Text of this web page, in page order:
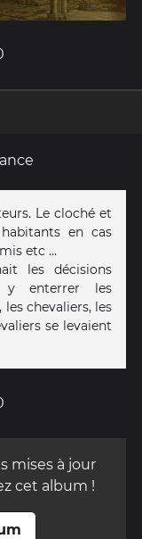
Le cloché et
en cas
etc ...
les décisions
y enterrer les
chevaliers, les
se levaient
mises à jour
cet album !